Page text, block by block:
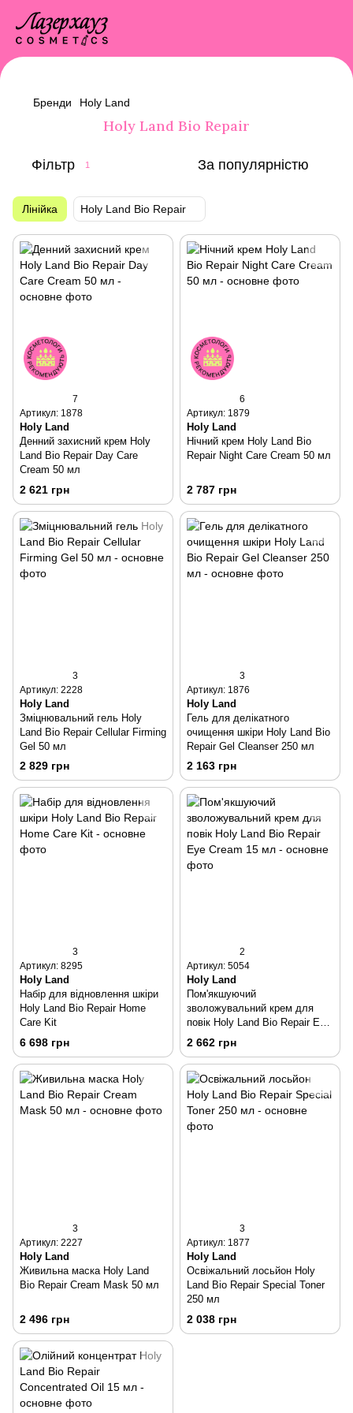
Бренди Holy Land
Holy Land Bio Repair
Фільтр 1 За популярністю
Лінійка Holy Land Bio Repair
7
Артикул: 1878
Holy Land
Денний захисний крем Holy
Land Bio Repair Day Care
Cream 50 мл
2 621 грн
6
Артикул: 1879
Holy Land
Нічний крем Holy Land Bio
Repair Night Care Cream 50 мл
2 787 грн
3
Артикул: 2228
Holy Land
Зміцнювальний гель Holy
Land Bio Repair Cellular Firming
Gel 50 мл
2 829 грн
3
Артикул: 1876
Holy Land
Гель для делікатного
очищення шкіри Holy Land Bio
Repair Gel Cleanser 250 мл
2 163 грн
3
Артикул: 8295
Holy Land
Набір для відновлення шкіри
Holy Land Bio Repair Home
Care Kit
6 698 грн
2
Артикул: 5054
Holy Land
Пом'якшуючий
зволожувальний крем для
повік Holy Land Bio Repair Eye
Cream 15 мл
2 662 грн
3
Артикул: 2227
Holy Land
Живильна маска Holy Land
Bio Repair Cream Mask 50 мл
2 496 грн
3
Артикул: 1877
Holy Land
Освіжальний лосьйон Holy
Land Bio Repair Special Toner
250 мл
2 038 грн